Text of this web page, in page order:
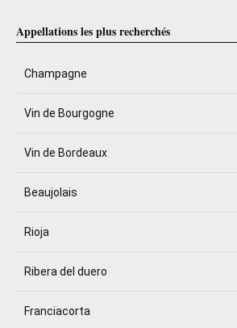
Appellations les plus recherchés
Champagne
Vin de Bourgogne
Vin de Bordeaux
Beaujolais
Rioja
Ribera del duero
Franciacorta